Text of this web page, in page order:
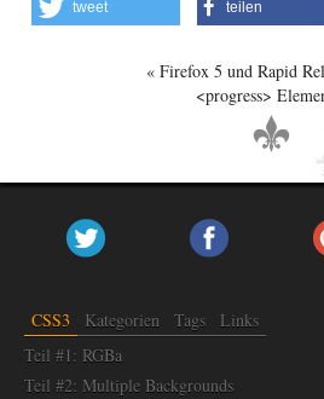
tweet teilen
Firefox 5 und Rapid
<progress>
CSS3 Kategorien Tags
Links
Teil #1: RGBa
Teil #2: Multiple Backgrounds